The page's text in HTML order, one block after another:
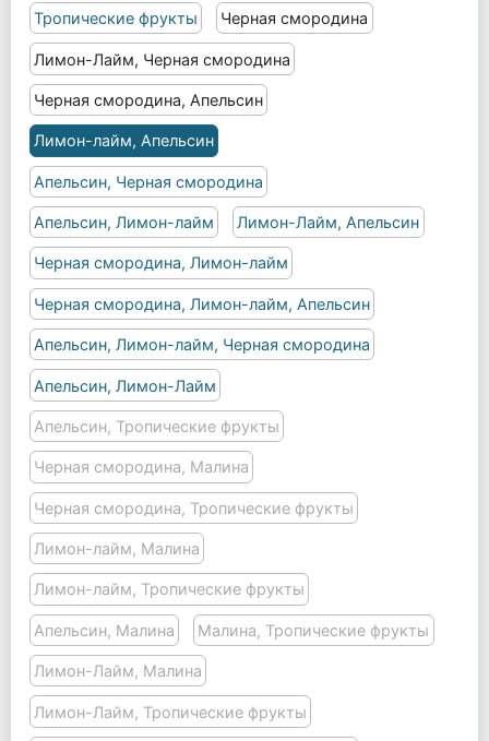
Тропические фрукты Черная смородина
Лимон-Лайм, Черная смородина
Черная смородина, Апельсин
Лимон-лайм, Апельсин
Апельсин, Черная смородина
Апельсин, Лимон-лайм Лимон-Лайм, Апельсин
Черная смородина, Лимон-лайм
Черная смородина, Лимон-лайм, Апельсин
Апельсин, Лимон-лайм, Черная смородина
Апельсин, Лимон-Лайм
Апельсин, Тропические фрукты
Черная смородина, Малина
Черная смородина, Тропические фрукты
Лимон-лайм, Малина
Лимон-лайм, Тропические фрукты
Апельсин, Малина Малина, Тропические фрукты
Лимон-Лайм, Малина
Лимон-Лайм, Тропические фрукты